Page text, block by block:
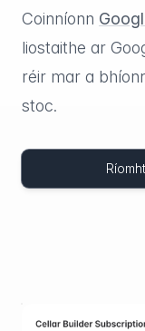
Coinníonn
liostaithe ar
réir mar a
stoc.